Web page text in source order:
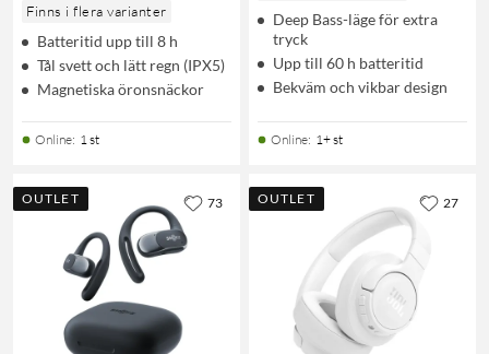
Finns i flera varianter
Batteritid upp till 8 h
Tål svett och lätt regn (IPX5)
Magnetiska öronsnäckor
Online: 1 st
Deep Bass-läge för extra
tryck
Upp till 60 h batteritid
Bekväm och vikbar design
Online: 1+ st
OUTLET 73 OUTLET 27